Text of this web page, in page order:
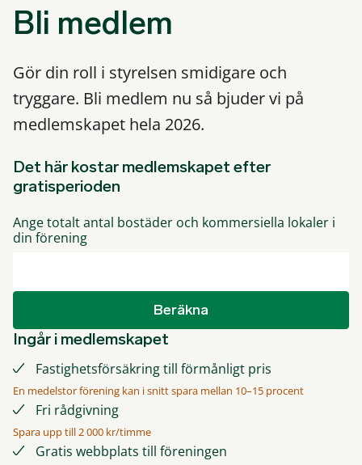
Bli medlem
Gör din roll i styrelsen smidigare och
tryggare. Bli medlem nu så bjuder vi på
medlemskapet hela 2026.
Det här kostar medlemskapet efter
gratisperioden
Ange totalt antal bostäder och kommersiella lokaler i
din förening
Beräkna
Ingår i medlemskapet
Fastighetsförsäkring till förmånligt pris
En medelstor förening kan i snitt spara mellan 10–15 procent
Fri rådgivning
Spara upp till 2 000 kr/timme
Gratis webbplats till föreningen